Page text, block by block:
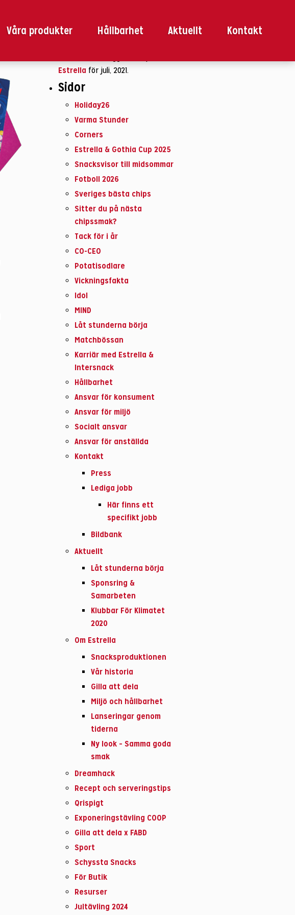
Våra produkter Hållbarhet Aktuellt Kontakt
efter:
Estrella för juli, 2021.
Sidor
Holiday26
Varma Stunder
Corners
Estrella & Gothia Cup 2025
Snacksvisor till midsommar
Fotboll 2026
Sveriges bästa chips
Sitter du på nästa
chipssmak?
Tack för i år
CO-CEO
Potatisodlare
Vickningsfakta
Idol
MIND
Låt stunderna börja
Matchbössan
Karriär med Estrella &
Intersnack
Hållbarhet
Ansvar för konsument
Ansvar för miljö
Socialt ansvar
Ansvar för anställda
Kontakt
Press
Lediga jobb
Här finns ett
specifikt jobb
Bildbank
Aktuellt
Låt stunderna börja
Sponsring &
Samarbeten
Klubbar För Klimatet
2020
Om Estrella
Snacksproduktionen
Vår historia
Gilla att dela
Miljö och hållbarhet
Lanseringar genom
tiderna
Ny look – Samma goda
smak
Dreamhack
Recept och serveringstips
Qrispigt
Exponeringstävling COOP
Gilla att dela x FABD
Sport
Schyssta Snacks
För Butik
Resurser
Jultävling 2024